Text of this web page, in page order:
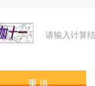
请输入计算